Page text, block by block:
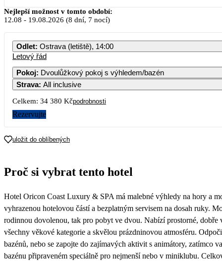
Srpen 2026
PO ÚT ST ČT PÁ
22 390
19 609
Nejlepší možnost v tomto období:
12.08 - 19.08.2026 (8 dní, 7 nocí)
Odlet: Ostrava (letiště), 14:00
Letový řád
Pokoj: Dvoulůžkový pokoj s výhledem/bazén
Strava: All inclusive
Celkem: 34 380 Kčpodrobnosti
Rezervujte
uložit do oblíbených
Proč si vybrat tento hotel
Hotel Oricon Coast Luxury & SPA má malebné výhledy na hory a
vyhrazenou hotelovou částí a bezplatným servisem na dosah ruky.
rodinnou dovolenou, tak pro pobyt ve dvou. Nabízí prostorné, dobře
všechny věkové kategorie a skvělou prázdninovou atmosféru.
bazénů, nebo se zapojte do zajímavých aktivit s animátory, zatímco
bazénu připraveném speciálně pro nejmenší nebo v miniklubu.